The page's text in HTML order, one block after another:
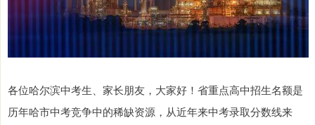
各位哈尔滨中考生、家长朋友，大家好！省重点高中招生名额是
历年哈市中考竞争中的稀缺资源，从近年来中考录取分数线来